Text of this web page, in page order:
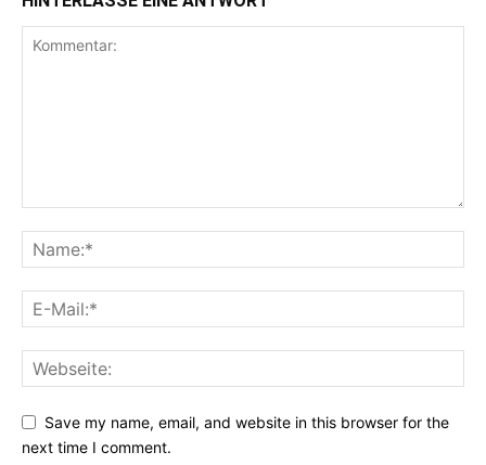
Save my name, email, and website in this browser for the
next time I comment.